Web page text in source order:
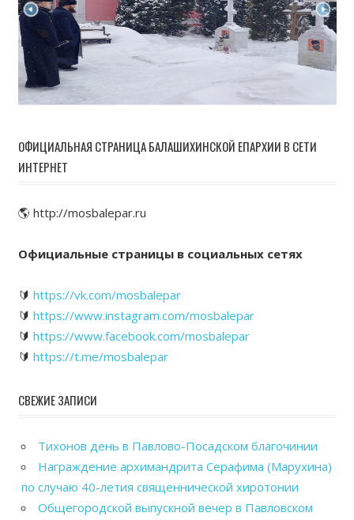
ОФИЦИАЛЬНАЯ СТРАНИЦА БАЛАШИХИНСКОЙ ЕПАРХИИ В СЕТИ
ИНТЕРНЕТ
🌎 http://mosbalepar.ru
Официальные страницы в социальных сетях
🔰 https://vk.com/mosbalepar
🔰 https://www.instagram.com/mosbalepar
🔰 https://www.facebook.com/mosbalepar
🔰 https://t.me/mosbalepar
СВЕЖИЕ ЗАПИСИ
Тихонов день в Павлово-Посадском благочинии
Награждение архимандрита Серафима (Марухина)
по случаю 40-летия священнической хиротонии
Общегородской выпускной вечер в Павловском